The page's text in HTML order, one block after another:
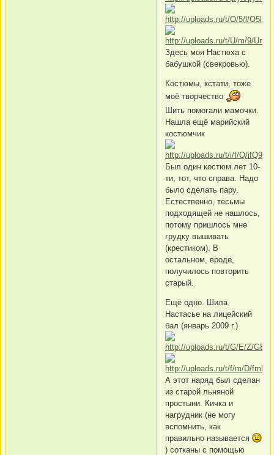
Здесь моя Настюха с
бабушкой (свекровью).
Костюмы, кстати, тоже
моё творчество
Шить помогали мамочки.
Нашла ещё марийский
костюмчик
Был один костюм лет 10-
ти, тот, что справа. Надо
было сделать пару.
Естественно, тесьмы
подходящей не нашлось,
потому пришлось мне
грудку вышивать
(крестиком). В
остальном, вроде,
получилось повторить
старый.
Ещё одно. Шила
Настасье на лицейский
бал (январь 2009 г.)
А этот наряд был сделан
из старой льняной
простыни. Кичка и
нагрудник (не могу
вспомнить, как
правильно называется
) сотканы с помощью